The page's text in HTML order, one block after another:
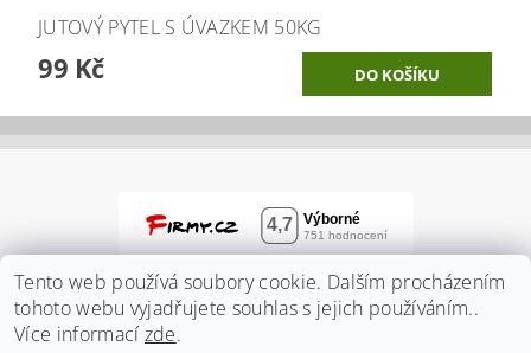
JUTOVÝ PYTEL S ÚVAZKEM 50KG
99 Kč
Tento web používá soubory cookie. Dalším procházením
tohoto webu vyjadřujete souhlas s jejich používáním..
Více informací zde.